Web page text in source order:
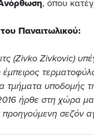
, όπου
Παναιτωλικού:
(Zivko Zivkovic)
τμήματα υποδομής
ήρθε στη χώρα
σεζόν